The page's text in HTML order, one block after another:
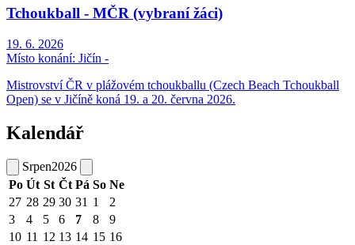
Tchoukball - MČR (vybraní žáci)
19. 6. 2026
Místo konání: Jičín -
Mistrovství ČR v plážovém tchoukballu (Czech Beach Tchoukball
Open) se v Jičíně koná 19. a 20. června 2026.
Kalendář
Srpen2026
Po Út St Čt Pá So Ne
27 28 29 30 31 1
2
3
4 5 6 7 8
9
10 11 12 13 14 15 16